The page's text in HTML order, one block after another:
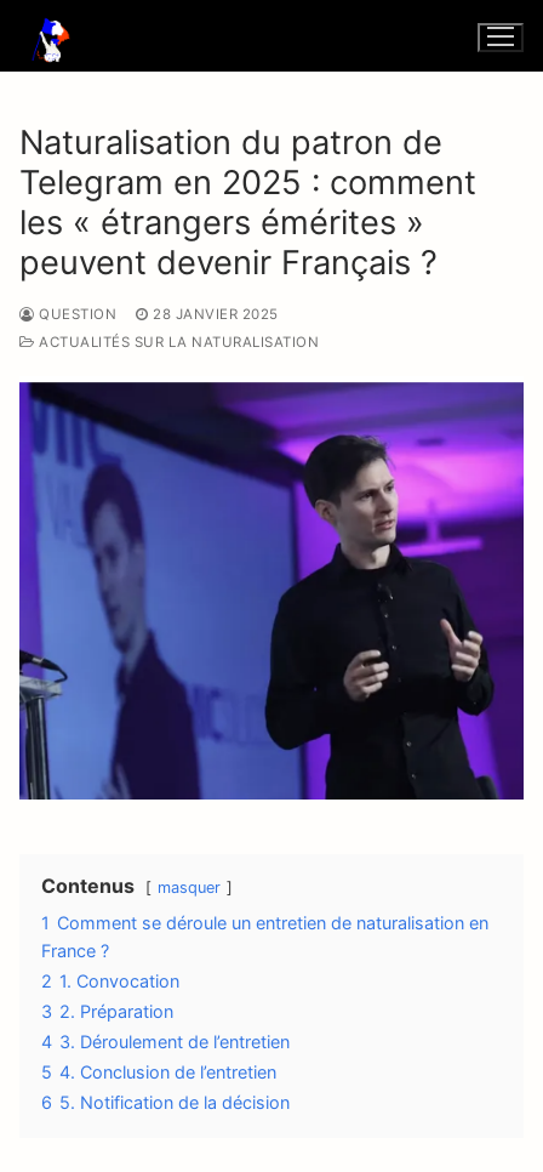
contenu
Naturalisation du patron de
Telegram en 2025 : comment
les « étrangers émérites »
peuvent devenir Français ?
QUESTION
28 JANVIER 2025
ACTUALITÉS SUR LA NATURALISATION
Contenus masquer
1 Comment se déroule un entretien de naturalisation en
France ?
2 1. Convocation
3 2. Préparation
4 3. Déroulement de l’entretien
5 4. Conclusion de l’entretien
6 5. Notification de la décision